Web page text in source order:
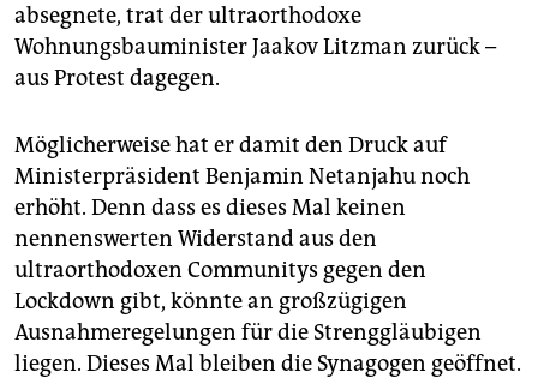
absegnete, trat der ultraorthodoxe
Wohnungsbauminister Jaakov Litzman zurück –
aus Protest dagegen.
Möglicherweise hat er damit den Druck auf
Ministerpräsident Benjamin Netanjahu noch
erhöht. Denn dass es dieses Mal keinen
nennenswerten Widerstand aus den
ultraorthodoxen Communitys gegen den
Lockdown gibt, könnte an großzügigen
Ausnahmeregelungen für die Strenggläubigen
liegen. Dieses Mal bleiben die Synagogen geöffnet.